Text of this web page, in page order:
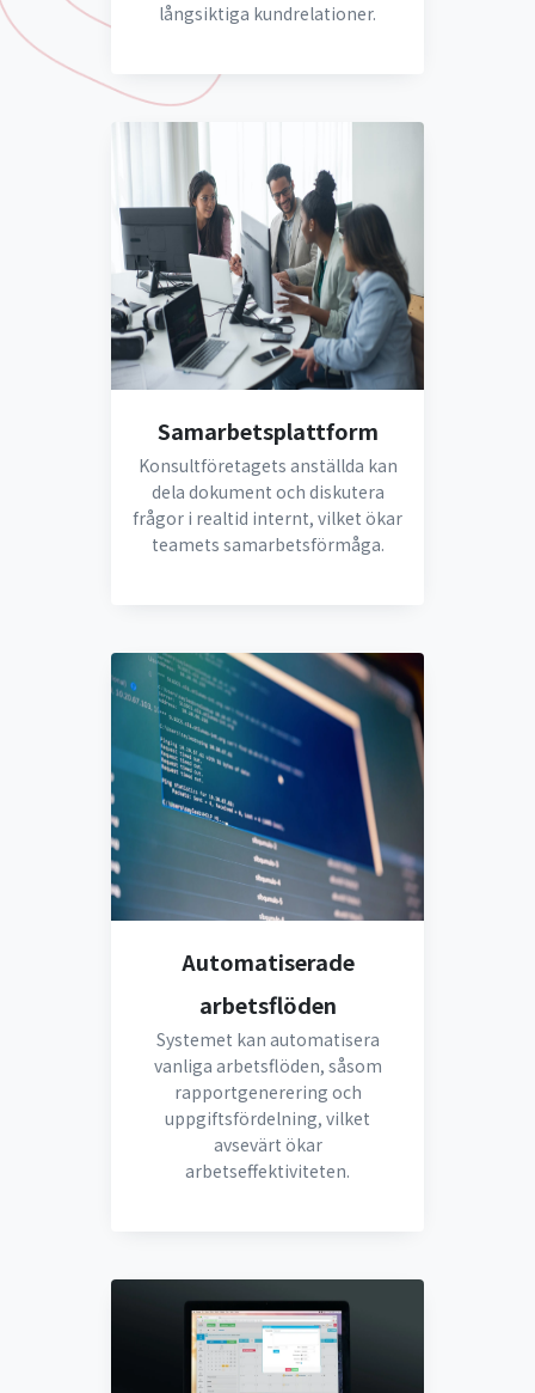
långsiktiga kundrelationer.
Samarbetsplattform
Konsultföretagets anställda kan
dela dokument och diskutera
frågor i realtid internt, vilket ökar
teamets samarbetsförmåga.
Automatiserade
arbetsflöden
Systemet kan automatisera
vanliga arbetsflöden, såsom
rapportgenerering och
uppgiftsfördelning, vilket
avsevärt ökar
arbetseffektiviteten.